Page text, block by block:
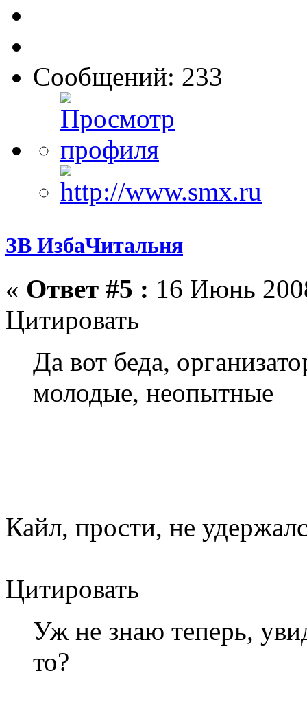
Сообщений: 233
ЗВ ИзбаЧитальня
« Ответ #5 : 16 Июнь
Цитировать
Да вот беда,
молодые, неопытные
Кайл, прости, не
Цитировать
Уж не знаю теперь,
то?